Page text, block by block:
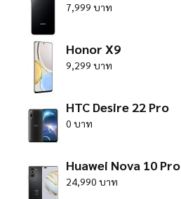
7,999 บาท
Honor X9
9,299 บาท
HTC Desire 22 Pro
0 บาท
Huawei Nova 10 Pro
24,990 บาท